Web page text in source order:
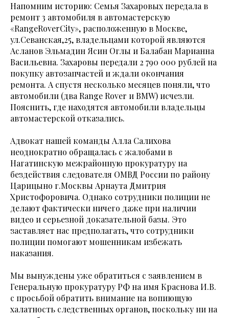
Напомним историю: Семья Захаровых передала в
ремонт 3 автомобиля в автомастерскую
«RangeRoverCity», расположенную в Москве,
ул.Севанская,25, владельцами которой являются
Асланов Эльмадин Ясин Оглы и Балабан Марианна
Васильевна. Захаровы передали 2 790 000 рублей на
покупку автозапчастей и ждали окончания
ремонта. А спустя несколько месяцев поняли, что
автомобили (два Range Rover и BMW) исчезли.
Пояснить, где находятся автомобили владельцы
автомастерской отказались.
Адвокат нашей команды Алла Салихова
неоднократно обращалась с жалобами в
Нагатинскую межрайонную прокуратуру на
бездействия следователя ОМВД России по району
Царицыно г.Москвы Арнаута Дмитрия
Христофоровича. Однако сотрудники полиции не
делают фактически ничего даже при наличии
видео и серьезной доказательной базы. Это
заставляет нас предполагать, что сотрудники
полиции помогают мошенникам избежать
наказания.
Мы вынуждены уже обратиться с заявлением в
Генеральную прокуратуру РФ на имя Краснова И.В.
с просьбой обратить внимание на вопиющую
халатность следственных органов, поскольку ни на